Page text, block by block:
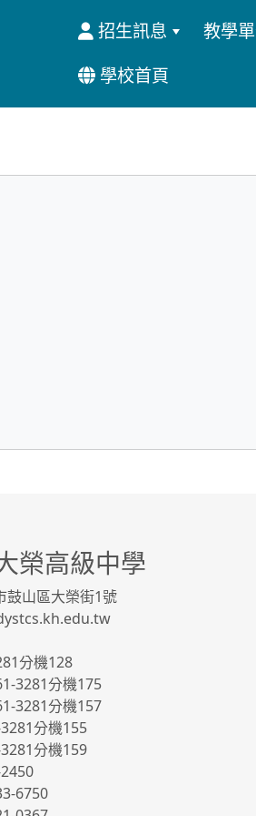
招生訊息 教學
學校首頁
榮高級中學
鼓山區大榮街1號
分機128
3281分機175
3281分機157
分機155
分機159
6750